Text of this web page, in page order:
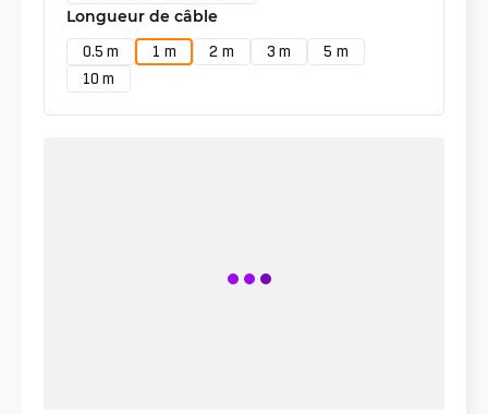
Longueur de câble
0.5 m 1 m 2 m 3 m
5 m
10 m